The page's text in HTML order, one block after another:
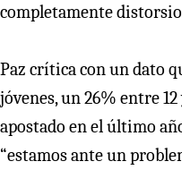
completamente
Paz crítica con un dato
jóvenes, un 26% entre
apostado en el último
“estamos ante un